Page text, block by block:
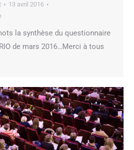
13 avril 2016
la synthèse du questionnaire
de mars 2016…Merci à tous